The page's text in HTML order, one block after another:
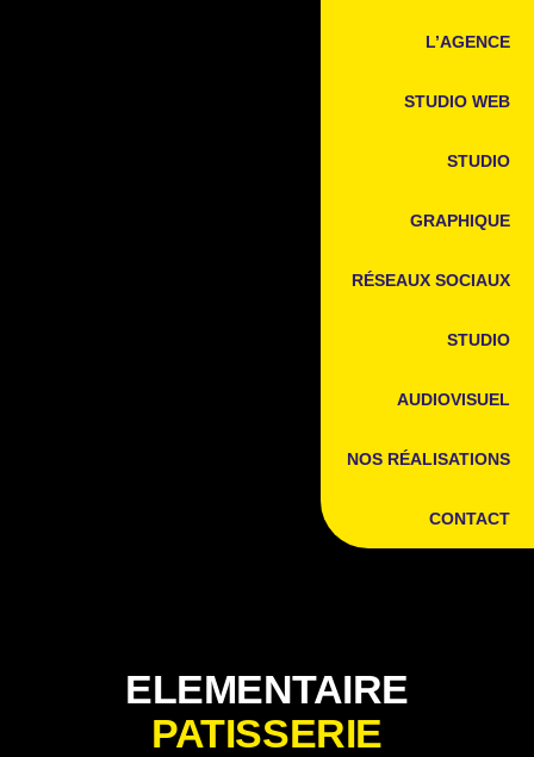
L’AGENCE
STUDIO WEB
STUDIO
GRAPHIQUE
RÉSEAUX SOCIAUX
STUDIO
AUDIOVISUEL
NOS RÉALISATIONS
CONTACT
ELEMENTAIRE
PATISSERIE